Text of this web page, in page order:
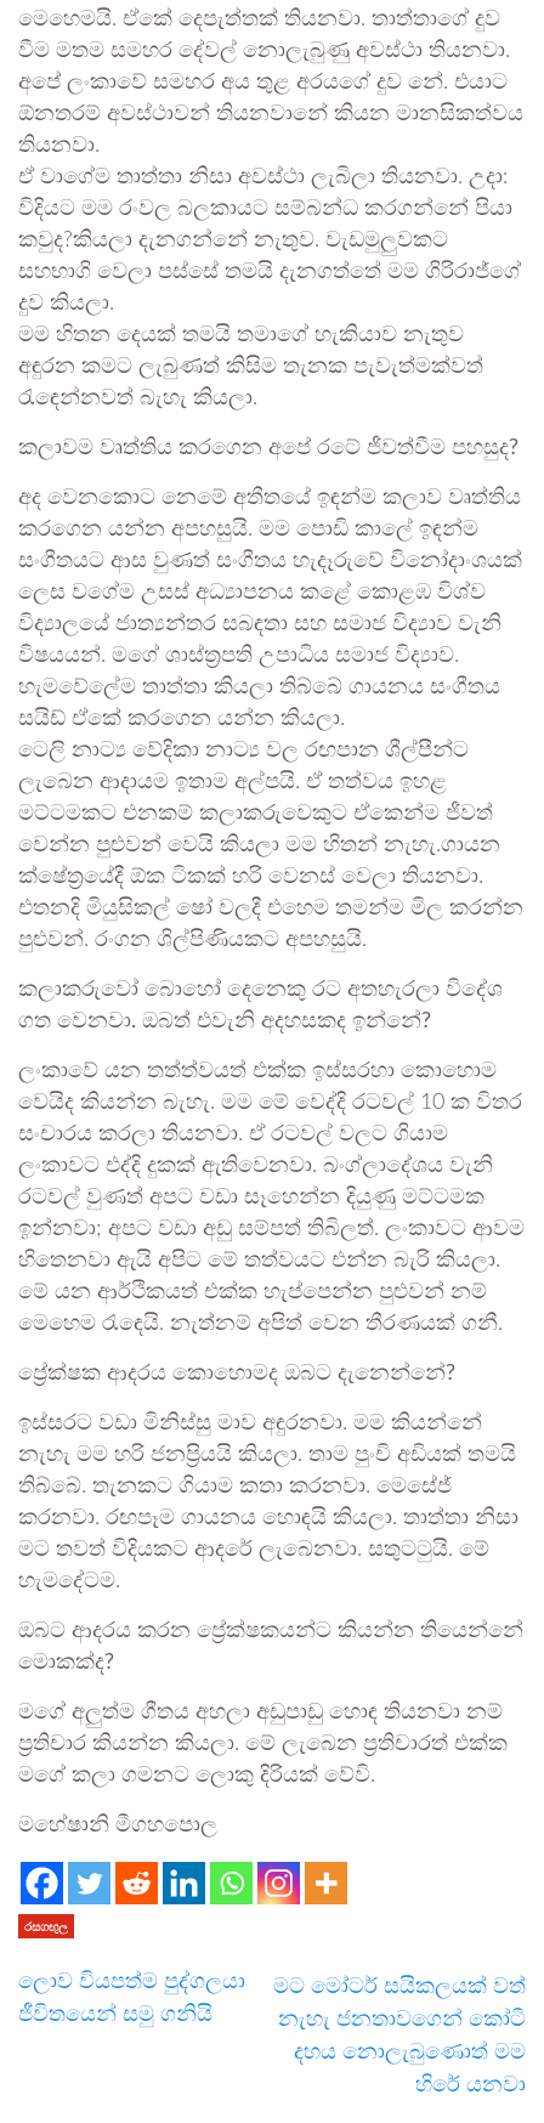
මෙහෙමයි. ඒකේ දෙපැත්තක් තියනවා. තාත්තාගේ දුව
වීම මතම සමහර දේවල් නොලැබුණු අවස්ථා තියනවා.
අපේ ලංකාවේ සමහර අය තුළ අරයගේ දුව නේ. එයාට
ඕනතරම් අවස්ථාවන් තියනවානේ කියන මානසිකත්වය
තියනවා.
ඒ වාගේම තාත්තා නිසා අවස්ථා ලැබිලා තියනවා. උදා:
විදියට මම රංවල බලකායට සම්බන්ධ කරගන්නේ පියා
කවුද?කියලා දැනගන්නේ නැතුව. වැඩමුලුවකට
සහභාගි වෙලා පස්සේ තමයි දැනගත්තේ මම ගිරිරාජ්ගේ
දුව කියලා.
මම හිතන දෙයක් තමයි තමාගේ හැකියාව නැතුව
අඳුරන කමට ලැබුණත් කිසිම තැනක පැවැත්මක්වත්
රැඳෙන්නවත් බැහැ කියලා.
කලාවම වෘත්තිය කරගෙන අපේ රටේ ජීවත්වීම පහසුද?
අද වෙනකොට නෙමේ අතීතයේ ඉඳන්ම කලාව වෘත්තිය
කරගෙන යන්න අපහසුයි. මම පොඩි කාලේ ඉඳන්ම
සංගීතයට ආස වුණත් සංගීතය හැදෑරුවේ විනෝදාංශයක්
ලෙස වගේම උසස් අධ්‍යාපනය කළේ කොළඹ විශ්ව
විද්‍යාලයේ ජාත්‍යන්තර සබඳතා සහ සමාජ විද්‍යාව වැනි
විෂයයන්. මගේ ශාස්ත්‍රපති උපාධිය සමාජ විද්‍යාව.
හැමවේලේම තාත්තා කියලා තිබ්බේ ගායනය සංගීතය
සයිඩ් ඒකේ කරගෙන යන්න කියලා.
ටෙලි නාට්‍ය වේදිකා නාට්‍ය වල රඟපාන ශීල්පීන්ට
ලැබෙන ආදායම ඉතාම අල්පයි. ඒ තත්වය ඉහළ
මට්ටමකට එනකම් කලාකරුවෙකුට ඒකෙන්ම ජීවත්
වෙන්න පුළුවන් වෙයි කියලා මම හිතන් නැහැ.ගායන
ක්ෂේත්‍රයේදී ඕක ටිකක් හරි වෙනස් වෙලා තියනවා.
එතනදි මියුසිකල් ෂෝ වලදී එහෙම තමන්ම මිල කරන්න
පුළුවන්. රංගන ශිල්පිණියකට අපහසුයි.
කලාකරුවෝ බොහෝ දෙනෙකු රට අතහැරලා විදේශ
ගත වෙනවා. ඔබත් එවැනි අදහසකද ඉන්නේ?
ලංකාවේ යන තත්ත්වයත් එක්ක ඉස්සරහා කොහොම
වෙයිද කියන්න බැහැ. මම මේ වෙද්දි රටවල් 10 ක විතර
සංචාරය කරලා තියනවා. ඒ රටවල් වලට ගියාම
ලංකාවට එද්දි දුකක් ඇතිවෙනවා. බංග්ලාදේශය වැනි
රටවල් වුණත් අපට වඩා සෑහෙන්න දියුණු මට්ටමක
ඉන්නවා; අපට වඩා අඩු සම්පත් තිබිලත්. ලංකාවට ආවම
හිතෙනවා ඇයි අපිට මේ තත්වයට එන්න බැරි කියලා.
මේ යන ආර්ථිකයත් එක්ක හැප්පෙන්න පුළුවන් නම්
මෙහෙම රැඳෙයි. නැත්නම් අපිත් වෙන තීරණයක් ගනී.
ප්‍රේක්ෂක ආදරය කොහොමද ඔබට දැනෙන්නේ?
ඉස්සරට වඩා මිනිස්සු මාව අඳුරනවා. මම කියන්නේ
නැහැ මම හරි ජනප්‍රියයි කියලා. තාම පුංචි අඩියක් තමයි
තිබ්බේ. තැනකට ගියාම කතා කරනවා. මෙසේජ්
කරනවා. රඟපෑම ගායනය හොඳයි කියලා. තාත්තා නිසා
මට තවත් විදියකට ආදරේ ලැබෙනවා. සතුටටුයි. මේ
හැමදේටම.
ඔබට ආදරය කරන ප්‍රේක්ෂකයන්ට කියන්න තියෙන්නේ
මොකක්ද?
මගේ අලුත්ම ගීතය අහලා අඩුපාඩු හොඳ තියනවා නම්
ප්‍රතිචාර කියන්න කියලා. මේ ලැබෙන ප්‍රතිචාරත් එක්ක
මගේ කලා ගමනට ලොකු දිරියක් වේවි.
මහේෂානි මීගහපොල
රසගඟුල
ලොව වියපත්ම පුද්ගලයා
ජීවිතයෙන් සමු ගනියි
මට මෝටර් සයිකලයක් වත්
නැහැ ජනතාවගෙන් කෝටි
දහය නොලැබුණොත් මම
හිරේ යනවා